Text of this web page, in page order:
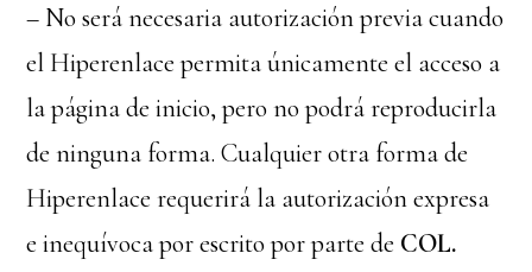
– No será necesaria autorización previa cuando
el Hiperenlace permita únicamente el acceso a
la página de inicio, pero no podrá reproducirla
de ninguna forma. Cualquier otra forma de
Hiperenlace requerirá la autorización expresa
e inequívoca por escrito por parte de COL.